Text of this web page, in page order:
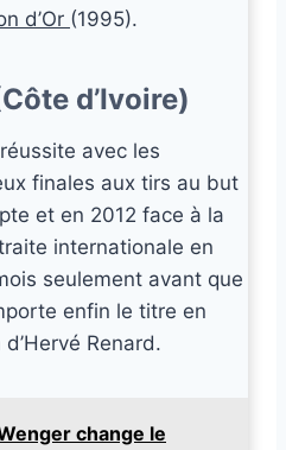
d’Or (1995).
d’Ivoire)
avec les
finales aux tirs au but
et en 2012 face à la
internationale en
seulement avant que
enfin le titre en
Renard.
change le